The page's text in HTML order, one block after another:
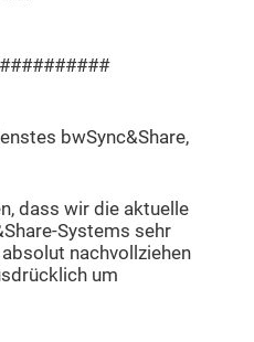
bwSync&Share,
dass wir die aktuelle
Systems sehr
nachvollziehen
um